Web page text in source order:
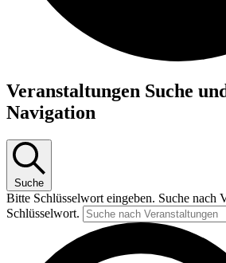
Veranstaltungen
Veranstaltungen Suche
Navigation
Suche
Bitte Schlüsselwort eingeben. Suche nach
Schlüsselwort.